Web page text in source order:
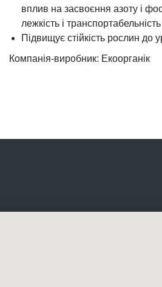
вплив на засвоєння азоту і
лежкість і
Підвищує стійкість рослин
Компанія-виробник: Екоорганік